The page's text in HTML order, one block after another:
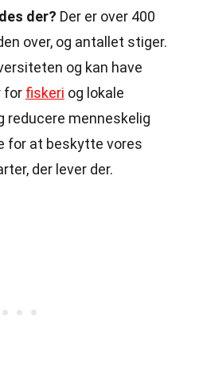
der? Der er over 400
over, og antallet stiger.
og kan have
for fiskeri og lokale
reducere menneskelig
for at beskytte vores
der lever der.